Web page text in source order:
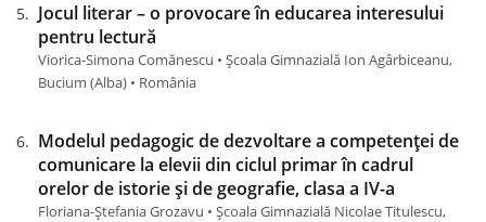
Jocul literar – o provocare în educarea interesului
pentru lectură
Viorica-Simona Comănescu • Școala Gimnazială Ion Agârbiceanu,
Bucium (Alba) • România
Modelul pedagogic de dezvoltare a competenței de
comunicare la elevii din ciclul primar în cadrul
orelor de istorie și de geografie, clasa a IV-a
Floriana-Ștefania Grozavu • Școala Gimnazială Nicolae Titulescu,